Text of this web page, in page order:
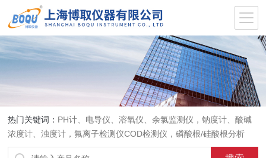
热门关键词： PH计、电导仪、溶氧仪、余氯监测仪，钠度计、酸碱
浓度计、浊度计，氟离子检测仪COD检测仪，磷酸根/硅酸根分析
仪，PH电极、溶氧电极、电导电极